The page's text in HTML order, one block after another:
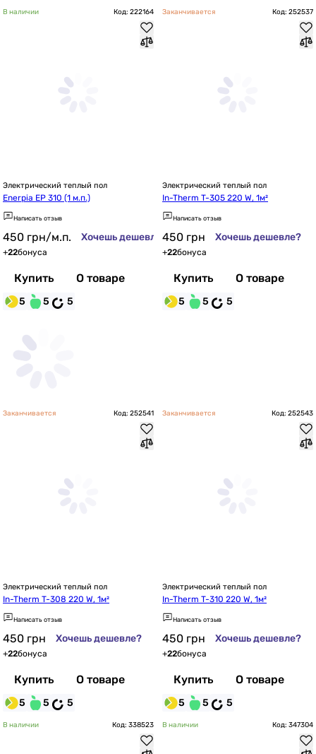
В наличии Код: 222164
Электрический теплый пол
Enerpia EP 310 (1 м.п.)
Написать отзыв
450 грн/м.п. Хочешь дешевле?
+22бонуса
Купить О товаре
5 5 5
Заканчивается Код: 252537
Электрический теплый пол
In-Therm T-305 220 W, 1м²
Написать отзыв
450 грн Хочешь дешевле?
+22бонуса
Купить О товаре
5 5 5
Заканчивается Код: 252541
Электрический теплый пол
In-Therm T-308 220 W, 1м²
Написать отзыв
450 грн Хочешь дешевле?
+22бонуса
Купить О товаре
5 5 5
Заканчивается Код: 252543
Электрический теплый пол
In-Therm T-310 220 W, 1м²
Написать отзыв
450 грн Хочешь дешевле?
+22бонуса
Купить О товаре
5 5 5
В наличии Код: 338523 В наличии Код: 347304